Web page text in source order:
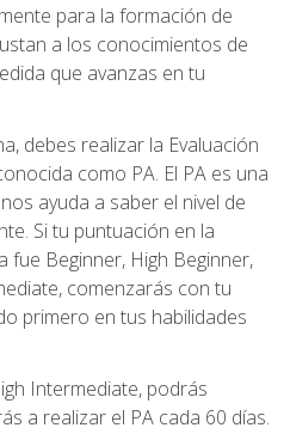
para la formación de
a los conocimientos de
que avanzas en tu
debes realizar la Evaluación
como PA. El PA es una
ayuda a saber el nivel de
Si tu puntuación en la
fue Beginner, High Beginner,
comenzarás con tu
primero en tus habilidades
Intermediate, podrás
a realizar el PA cada 60 días.